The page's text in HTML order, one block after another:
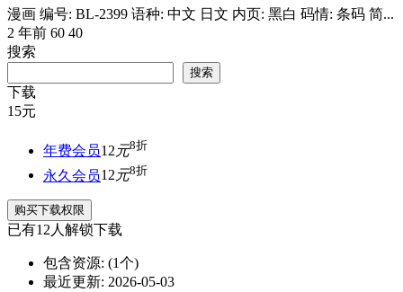
漫画 编号: BL-2399 语种: 中文 日文 内页: 黑白 码情: 条码 简...
2 年前 60 40
搜索
搜索
下载
15元
年费会员12 元8折
永久会员12元8折
购买下载权限
已有12人解锁下载
包含资源: (1个)
最近更新: 2026-05-03